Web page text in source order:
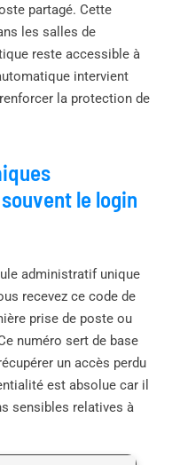
partagé. Cette
les salles de
reste accessible à
intervient
la protection de
le login
administratif unique
recevez ce code de
prise de poste ou
numéro sert de base
un accès perdu
est absolue car il
sensibles relatives à